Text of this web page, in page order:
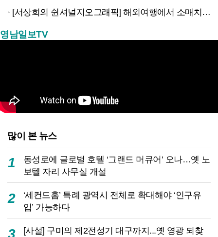
[서상희의 쉰셔널지오그래픽] 해외여행에서 소매치기 당하지 않는 다섯가지 방법
영남일보TV
많이 본 뉴스
1
동성로에 글로벌 호텔 ‘그랜드 머큐어’ 오나…옛 노
보텔 자리 사무실 개설
2
‘세컨드홈’ 특례 광역시 전체로 확대해야 ‘인구유
입’ 가능하다
3
[사설] 구미의 제2전성기 대구까지...옛 영광 되찾